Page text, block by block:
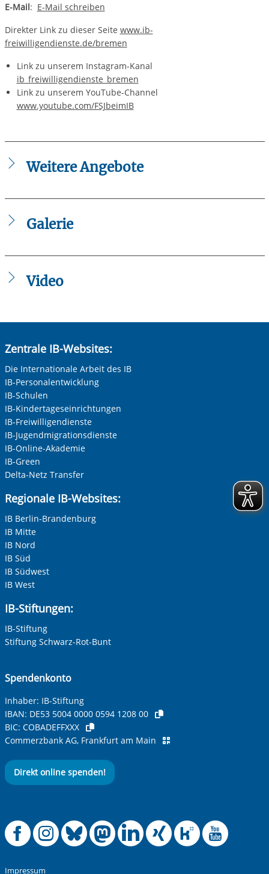
E-Mail: E-Mail schreiben
Direkter Link zu dieser Seite www.ib-
freiwilligendienste.de/bremen
Link zu unserem Instagram-Kanal
ib_freiwilligendienste_bremen
​Link zu unserem YouTube-Channel
www.youtube.com/FSJbeimIB
Weitere Angebote
Galerie
Vorherige Folie anzeigen
Video
Link unten klicken. Im anschließend geöffneten Fenster
Tools setzen YouTube und Google bei jeder Wiedergabe
Daher können wir erst mit Ihrer Einwilligung dazu die
Videos abspielen. Bei der Wiedergabe erhalten YouTube
und Google Daten (z.B. Ihre IP-Adresse) und verarbeiten
diese auch zu eigenen Zwecken. Dabei kann eine
Datenübertragung in die USA, wo kein gleichwertiges
Datenschutzniveau gewährleistet ist, nicht ausgeschlossen
werden. Alle Informationen zum Schutz Ihrer Daten finden
Sie in unserer Datenschutzerklärung. Ihre Einwilligung
können Sie in unseren Datenschutzeinstellungen jederzeit
Zentrale IB-Websites:
Die Internationale Arbeit des IB
IB-Personalentwicklung
IB-Schulen
IB-Kindertageseinrichtungen
IB-Freiwilligendienste
IB-Jugendmigrationsdienste
IB-Online-Akademie
IB-Green
Delta-Netz Transfer
Regionale IB-Websites:
IB Berlin-Brandenburg
IB Mitte
IB Nord
IB Süd
IB Südwest
IB West
IB-Stiftungen:
IB-Stiftung
Stiftung Schwarz-Rot-Bunt
Spendenkonto
Inhaber: IB-Stiftung
IBAN: DE53 5004 0000 0594 1208 00
BIC: COBADEFFXXX
Commerzbank AG, Frankfurt am Main
Direkt online spenden!
Offizielle
Offizielle
Offizielle
Offizielle
Offizielle
Impressum